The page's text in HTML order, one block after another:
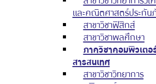
และคณิตศาสตร์ประกัน
สาขาวิชาฟิสิกส์
สาขาวิชาพลศึกษา
ภาควิชาคอมพิวเตอ
สารสนเทศ
สาขาวิชาวิทยาการ